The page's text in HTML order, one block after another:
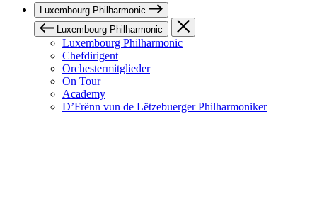
Luxembourg Philharmonic
Luxembourg Philharmonic
Luxembourg Philharmonic
Chefdirigent
Orchestermitglieder
On Tour
Academy
D’Frënn vun de Lëtzebuerger Philharmoniker